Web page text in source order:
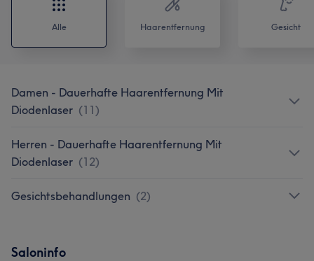
Alle Haarentfernung Gesicht
Damen - Dauerhafte Haarentfernung Mit
Diodenlaser (11)
Herren - Dauerhafte Haarentfernung Mit
Diodenlaser (12)
Gesichtsbehandlungen (2)
Saloninfo